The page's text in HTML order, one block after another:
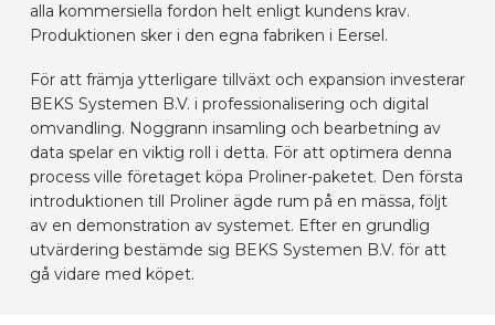
alla kommersiella fordon helt enligt kundens krav.
Produktionen sker i den egna fabriken i Eersel.
För att främja ytterligare tillväxt och expansion investerar
BEKS Systemen B.V. i professionalisering och digital
omvandling. Noggrann insamling och bearbetning av
data spelar en viktig roll i detta. För att optimera denna
process ville företaget köpa Proliner-paketet. Den första
introduktionen till Proliner ägde rum på en mässa, följt
av en demonstration av systemet. Efter en grundlig
utvärdering bestämde sig BEKS Systemen B.V. för att
gå vidare med köpet.